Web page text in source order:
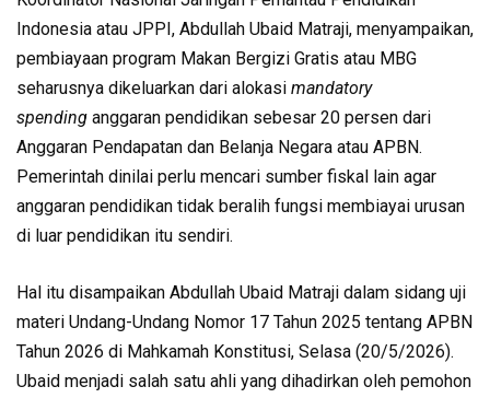
Indonesia atau JPPI, Abdullah Ubaid Matraji, menyampaikan,
pembiayaan program Makan Bergizi Gratis atau MBG
seharusnya dikeluarkan dari alokasi mandatory
spending anggaran pendidikan sebesar 20 persen dari
Anggaran Pendapatan dan Belanja Negara atau APBN.
Pemerintah dinilai perlu mencari sumber fiskal lain agar
anggaran pendidikan tidak beralih fungsi membiayai urusan
di luar pendidikan itu sendiri.
Hal itu disampaikan Abdullah Ubaid Matraji dalam sidang uji
materi Undang-Undang Nomor 17 Tahun 2025 tentang APBN
Tahun 2026 di Mahkamah Konstitusi, Selasa (20/5/2026).
Ubaid menjadi salah satu ahli yang dihadirkan oleh pemohon